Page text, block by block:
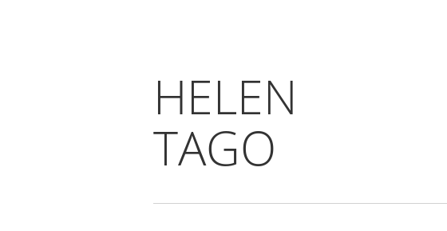
HELEN
TAGO